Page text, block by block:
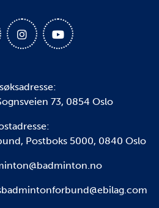
73, 0854 Oslo
Postboks 5000, 0840 Oslo